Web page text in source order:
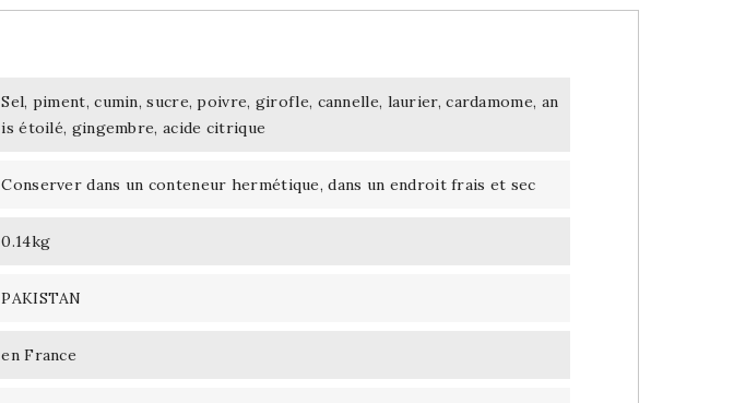
Sel, piment, cumin, sucre, poivre, girofle, cannelle, laurier, cardamome, an
is étoilé, gingembre, acide citrique
Conserver dans un conteneur hermétique, dans un endroit frais et sec
0.14kg
PAKISTAN
en France